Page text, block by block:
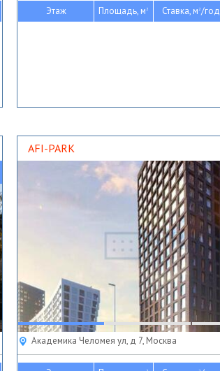
Этаж Площадь, м2 Ставка, м2/год
AFI-PARK
Академика Челомея ул, д 7, Москва